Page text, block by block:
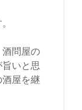
問屋の
いと思
屋を継